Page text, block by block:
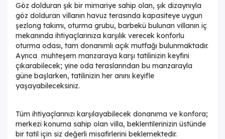
Göz dolduran şık bir mimariye sahip olan, şık dizaynıyla
göz dolduran villanın havuz terasında kapasiteye uygun
şezlong takımı, oturma grubu, barbekü bulunan villanın iç
mekanında ihtiyaçlarınıza karşılık verecek konforlu
oturma odası, tam donanımlı açık mutfağı bulunmaktadır.
Ayrıca muhteşem manzaraya karşı tatilinizin keyfini
çıkarabilecek; yine oda teraslarından bu manzarayla
güne başlarken, tatilinizin her anını keyifle
yaşayabileceksiniz.
Tüm ihtiyaçlarınızı karşılayabilecek donanıma ve konfora;
merkezi konuma sahip olan villa, beklentilerinizin üstünde
bir tatil için siz değerli misafirlerini beklemektedir.